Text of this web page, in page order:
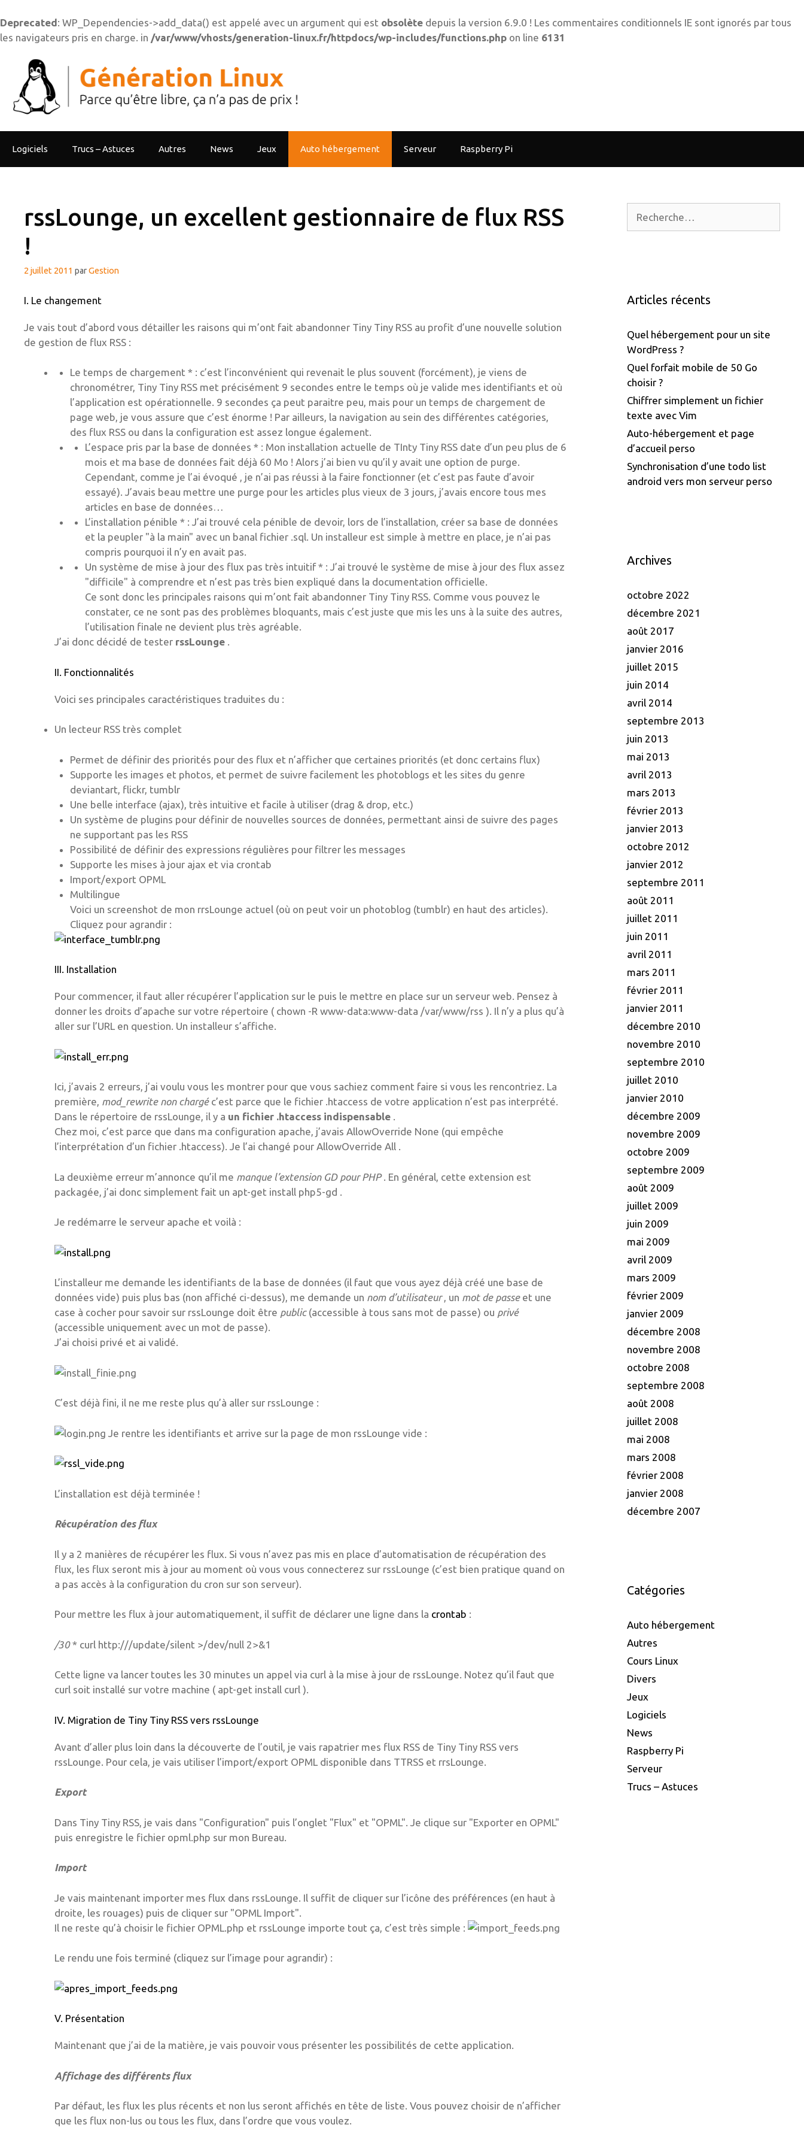
Deprecated: WP_Dependencies->add_data() est appelé avec un argument qui est obsolète depuis la version 6.9.0 ! Les commentaires conditionnels IE sont ignorés par tous
les navigateurs pris en charge. in /var/www/vhosts/generation-linux.fr/httpdocs/wp-includes/functions.php on line 6131
contenu
Logiciels Trucs – Astuces Autres News Jeux Auto hébergement Serveur Raspberry Pi
rssLounge, un excellent gestionnaire de flux RSS
!
2 juillet 2011 parGestion
I. Le changement
Je vais tout d’abord vous détailler les raisons qui m’ont fait abandonner Tiny Tiny RSS au profit d’une nouvelle solution
de gestion de flux RSS :
Le temps de chargement * : c’est l’inconvénient qui revenait le plus souvent (forcément), je viens de
chronométrer, Tiny Tiny RSS met précisément 9 secondes entre le temps où je valide mes identifiants et où
l’application est opérationnelle. 9 secondes ça peut paraitre peu, mais pour un temps de chargement de
page web, je vous assure que c’est énorme ! Par ailleurs, la navigation au sein des différentes catégories,
des flux RSS ou dans la configuration est assez longue également.
L’espace pris par la base de données * : Mon installation actuelle de TInty Tiny RSS date d’un peu plus de 6
mois et ma base de données fait déjà 60 Mo ! Alors j’ai bien vu qu’il y avait une option de purge.
Cependant, comme je l’ai évoqué , je n’ai pas réussi à la faire fonctionner (et c’est pas faute d’avoir
essayé). J’avais beau mettre une purge pour les articles plus vieux de 3 jours, j’avais encore tous mes
articles en base de données…
L’installation pénible * : J’ai trouvé cela pénible de devoir, lors de l’installation, créer sa base de données
et la peupler "à la main" avec un banal fichier .sql. Un installeur est simple à mettre en place, je n’ai pas
compris pourquoi il n’y en avait pas.
Un système de mise à jour des flux pas très intuitif * : J’ai trouvé le système de mise à jour des flux assez
"difficile" à comprendre et n’est pas très bien expliqué dans la documentation officielle.
Ce sont donc les principales raisons qui m’ont fait abandonner Tiny Tiny RSS. Comme vous pouvez le
constater, ce ne sont pas des problèmes bloquants, mais c’est juste que mis les uns à la suite des autres,
l’utilisation finale ne devient plus très agréable.
J’ai donc décidé de tester rssLounge .
II. Fonctionnalités
Voici ses principales caractéristiques traduites du :
Un lecteur RSS très complet
Permet de définir des priorités pour des flux et n’afficher que certaines priorités (et donc certains flux)
Supporte les images et photos, et permet de suivre facilement les photoblogs et les sites du genre
deviantart, flickr, tumblr
Une belle interface (ajax), très intuitive et facile à utiliser (drag & drop, etc.)
Un système de plugins pour définir de nouvelles sources de données, permettant ainsi de suivre des pages
ne supportant pas les RSS
Possibilité de définir des expressions régulières pour filtrer les messages
Supporte les mises à jour ajax et via crontab
Import/export OPML
Multilingue
Voici un screenshot de mon rrsLounge actuel (où on peut voir un photoblog (tumblr) en haut des articles).
Cliquez pour agrandir :
III. Installation
Pour commencer, il faut aller récupérer l’application sur le puis le mettre en place sur un serveur web. Pensez à
donner les droits d’apache sur votre répertoire ( chown -R www-data:www-data /var/www/rss ). Il n’y a plus qu’à
aller sur l’URL en question. Un installeur s’affiche.
Ici, j’avais 2 erreurs, j’ai voulu vous les montrer pour que vous sachiez comment faire si vous les rencontriez. La
première, mod_rewrite non chargé c’est parce que le fichier .htaccess de votre application n’est pas interprété.
Dans le répertoire de rssLounge, il y a un fichier .htaccess indispensable .
Chez moi, c’est parce que dans ma configuration apache, j’avais AllowOverride None (qui empêche
l’interprétation d’un fichier .htaccess). Je l’ai changé pour AllowOverride All .
La deuxième erreur m’annonce qu’il me manque l’extension GD pour PHP. En général, cette extension est
packagée, j’ai donc simplement fait un apt-get install php5-gd .
Je redémarre le serveur apache et voilà :
L’installeur me demande les identifiants de la base de données (il faut que vous ayez déjà créé une base de
données vide) puis plus bas (non affiché ci-dessus), me demande un nom d’utilisateur, un mot de passe et une
case à cocher pour savoir sur rssLounge doit être public (accessible à tous sans mot de passe) ou privé
(accessible uniquement avec un mot de passe).
J’ai choisi privé et ai validé.
C’est déjà fini, il ne me reste plus qu’à aller sur rssLounge :
Je rentre les identifiants et arrive sur la page de mon rssLounge vide :
L’installation est déjà terminée !
Récupération des flux
Il y a 2 manières de récupérer les flux. Si vous n’avez pas mis en place d’automatisation de récupération des
flux, les flux seront mis à jour au moment où vous vous connecterez sur rssLounge (c’est bien pratique quand on
a pas accès à la configuration du cron sur son serveur).
Pour mettre les flux à jour automatiquement, il suffit de déclarer une ligne dans la crontab :
/30* curl http:///update/silent >/dev/null 2>&1
Cette ligne va lancer toutes les 30 minutes un appel via curl à la mise à jour de rssLounge. Notez qu’il faut que
curl soit installé sur votre machine ( apt-get install curl ).
IV. Migration de Tiny Tiny RSS vers rssLounge
Avant d’aller plus loin dans la découverte de l’outil, je vais rapatrier mes flux RSS de Tiny Tiny RSS vers
rssLounge. Pour cela, je vais utiliser l’import/export OPML disponible dans TTRSS et rrsLounge.
Export
Dans Tiny Tiny RSS, je vais dans "Configuration" puis l’onglet "Flux" et "OPML". Je clique sur "Exporter en OPML"
puis enregistre le fichier opml.php sur mon Bureau.
Import
Je vais maintenant importer mes flux dans rssLounge. Il suffit de cliquer sur l’icône des préférences (en haut à
droite, les rouages) puis de cliquer sur "OPML Import".
Il ne reste qu’à choisir le fichier OPML.php et rssLounge importe tout ça, c’est très simple :
Le rendu une fois terminé (cliquez sur l’image pour agrandir) :
V. Présentation
Maintenant que j’ai de la matière, je vais pouvoir vous présenter les possibilités de cette application.
Affichage des différents flux
Par défaut, les flux les plus récents et non lus seront affichés en tête de liste. Vous pouvez choisir de n’afficher
que les flux non-lus ou tous les flux, dans l’ordre que vous voulez.
Articles récents
Quel hébergement pour un site
WordPress ?
Quel forfait mobile de 50 Go
choisir ?
Chiffrer simplement un fichier
texte avec Vim
Auto-hébergement et page
d’accueil perso
Synchronisation d’une todo list
android vers mon serveur perso
Archives
octobre 2022
décembre 2021
août 2017
janvier 2016
juillet 2015
juin 2014
avril 2014
septembre 2013
juin 2013
mai 2013
avril 2013
mars 2013
février 2013
janvier 2013
octobre 2012
janvier 2012
septembre 2011
août 2011
juillet 2011
juin 2011
avril 2011
mars 2011
février 2011
janvier 2011
décembre 2010
novembre 2010
septembre 2010
juillet 2010
janvier 2010
décembre 2009
novembre 2009
octobre 2009
septembre 2009
août 2009
juillet 2009
juin 2009
mai 2009
avril 2009
mars 2009
février 2009
janvier 2009
décembre 2008
novembre 2008
octobre 2008
septembre 2008
août 2008
juillet 2008
mai 2008
mars 2008
février 2008
janvier 2008
décembre 2007
Catégories
Auto hébergement
Autres
Cours Linux
Divers
Jeux
Logiciels
News
Raspberry Pi
Serveur
Trucs – Astuces